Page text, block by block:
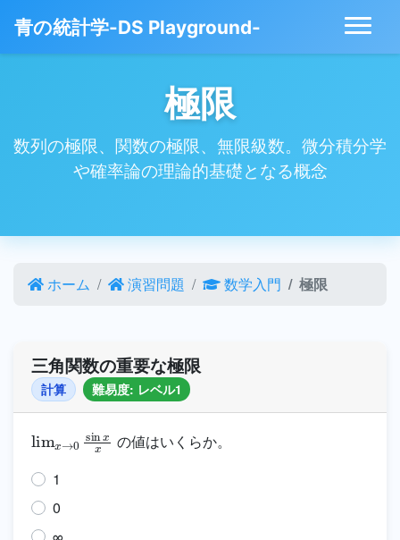
青の統計学-DS Playground-
極限
数列の極限、関数の極限、無限級数。微分積分学
や確率論の理論的基礎となる概念
ホーム 演習問題 数学入門 極限
三角関数の重要な極限
計算 難易度: レベル1
sin
の値はいくらか。
1
0
∞